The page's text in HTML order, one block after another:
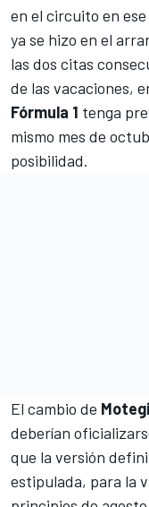
en el circuito en
ya se hizo en el
las dos citas
de las vacaciones,
Fórmula 1 tenga
mismo mes de
posibilidad.
El cambio de Motegi
deberían
que la versión
estipulada, para la